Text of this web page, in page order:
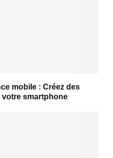
mobile : Créez des
smartphone